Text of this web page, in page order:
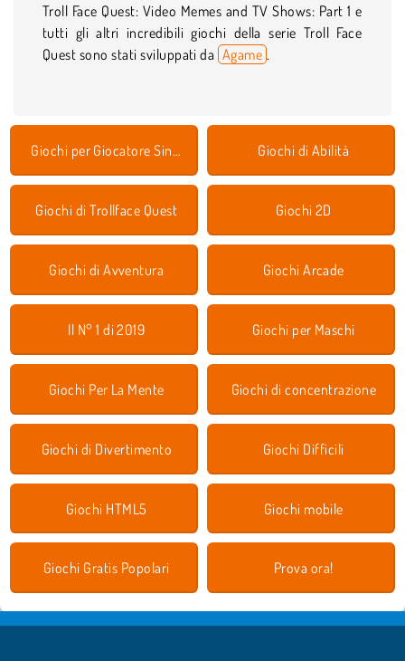
Troll Face Quest: Video Memes and TV Shows: Part 1 e
tutti gli altri incredibili giochi della serie Troll Face
Quest sono stati sviluppati da Agame .
Giochi per Giocatore Singolo Giochi di Abilità
Giochi di Trollface Quest Giochi 2D
Giochi di Avventura Giochi Arcade
Il N° 1 di 2019 Giochi per Maschi
Giochi Per La Mente Giochi di concentrazione
Giochi di Divertimento Giochi Difficili
Giochi HTML5 Giochi mobile
Giochi Gratis Popolari Prova ora!